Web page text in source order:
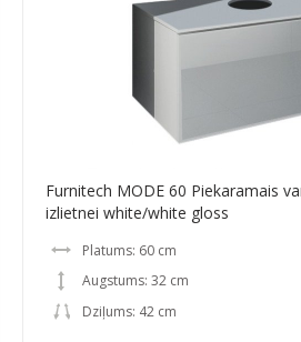
Furnitech MODE 60 Piekaramais
izlietnei white/white gloss
Platums: 60 cm
Augstums: 32 cm
Dziļums: 42 cm